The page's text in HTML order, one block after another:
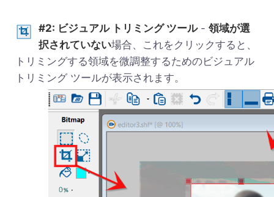
#2: ビジュアル トリミング ツール- 領域が選
択されていない場合、これをクリックすると、
トリミングする領域を微調整するためのビジュアル
トリミング ツールが表示されます。